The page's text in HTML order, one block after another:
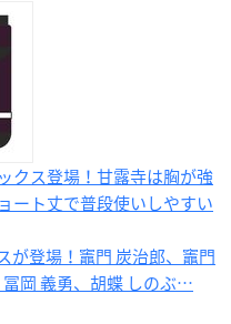
クス登場！甘露寺は胸が強
ート丈で普段使いしやすい
が登場！竈門 炭治郎、竈門
岡 義勇、胡蝶 しのぶ…